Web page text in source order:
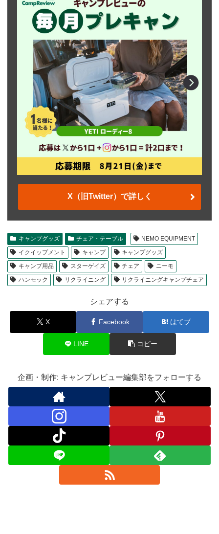
X（旧Twitter）で詳しく
キャンプグッズ チェア・テーブル
NEMO EQUIPMENT
イクイップメント
キャンプ
キャンプグッズ
キャンプ用品
スターゲイズ チェア
ニーモ
ハンモック
リクライニング リクライニングキャンプチェア
シェアする
X Facebook はてブ
LINE コピー
企画・制作: キャンプレビュー編集部をフォローする